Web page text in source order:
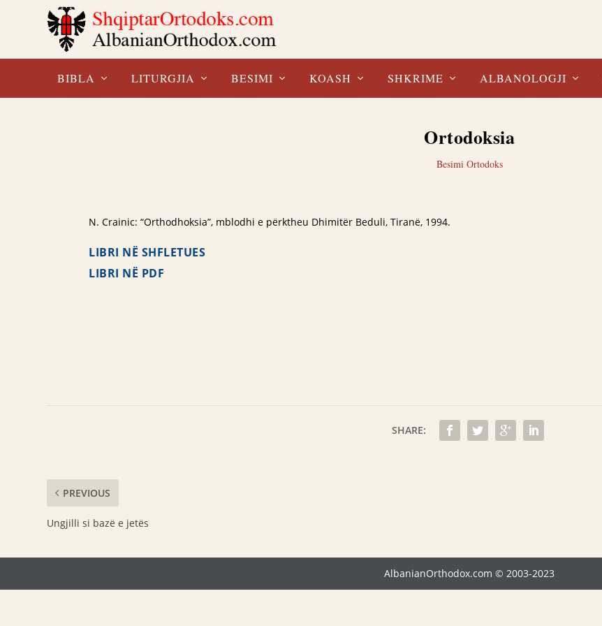
BIBLA LITURGJIA BESIMI KOASH SHKRIME ALBANOLOGJI
Ortodoksia
Besimi Ortodoks
N. Crainic: “Orthodhoksia”, mblodhi e përktheu Dhimitër Beduli, Tiranë, 1994.
LIBRI NË SHFLETUES
LIBRI NË PDF
SHARE:
PREVIOUS
Ungjilli si bazë e jetës
AlbanianOrthodox.com © 2003-2023